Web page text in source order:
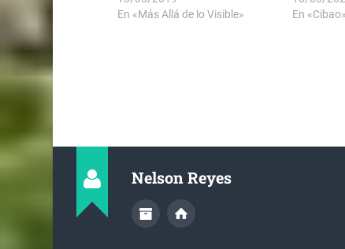
En «Más Allá de lo Visible»
En «Cibao»
Nelson Reyes